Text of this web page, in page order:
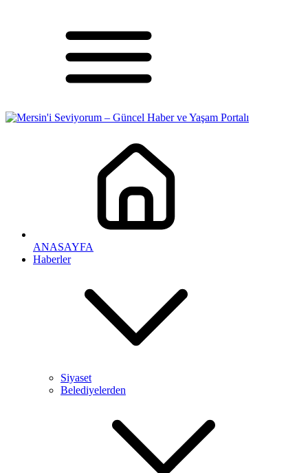
ANASAYFA
Haberler
Siyaset
Belediyelerden